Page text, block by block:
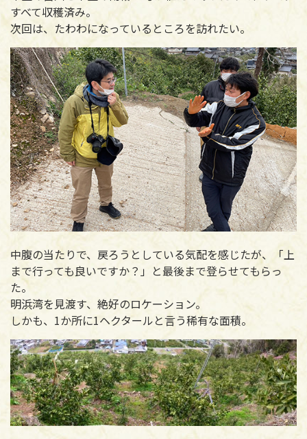
すべて収穫済み。
次回は、たわわになっているところを訪れたい。
中腹の当たりで、戻ろうとしている気配を感じたが、「上
まで行っても良いですか？」と最後まで登らせてもらっ
た。
明浜湾を見渡す、絶好のロケーション。
しかも、1か所に1ヘクタールと言う稀有な面積。